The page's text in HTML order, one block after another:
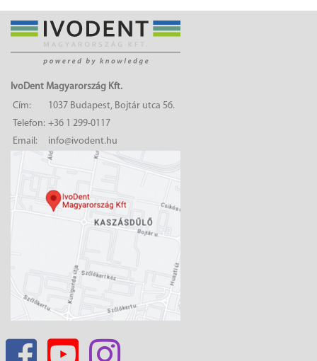
IvoDent Magyarország Kft.
Cím:
1037 Budapest, Bojtár utca 56.
Telefon: +36 1 299-0117
Email:
info@ivodent.hu